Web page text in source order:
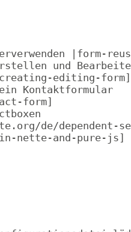
|form-
und
editing-form]
Kontaktformular
form]
de/dependent-
nette-and-pure-js]